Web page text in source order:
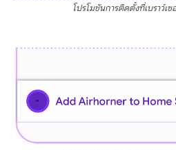
โปรโมชันการติดตั้งที่เบราว์เ